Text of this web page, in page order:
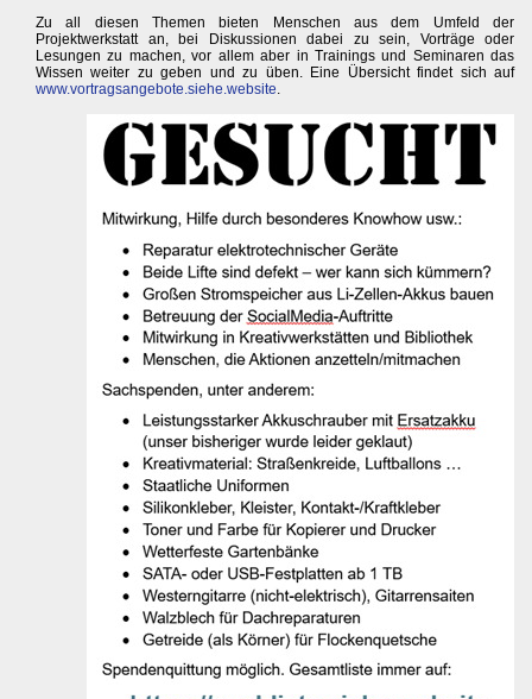
Zu all diesen Themen bieten Menschen aus dem Umfeld der
Projektwerkstatt an, bei Diskussionen dabei zu sein, Vorträge oder
Lesungen zu machen, vor allem aber in Trainings und Seminaren das
Wissen weiter zu geben und zu üben. Eine Übersicht findet sich auf
www.vortragsangebote.siehe.website.